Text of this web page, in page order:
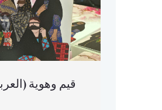
(العربية) قيم وهوية